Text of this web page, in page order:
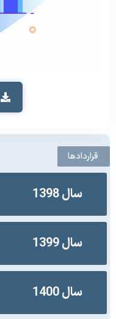
قراردادها
سال 1398
سال 1399
سال 1400